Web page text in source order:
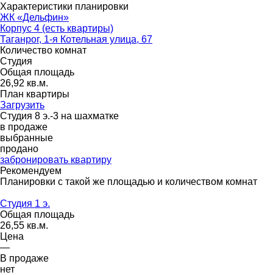
Характеристики планировки
ЖК «Дельфин»
Корпус 4 (есть квартиры)
Таганрог, 1-я Котельная улица, 67
Количество комнат
Студия
Общая площадь
26,92 кв.м.
План квартиры
Загрузить
Студия 8 э.-3 на шахматке
в продаже
выбранные
продано
забронировать квартиру
Рекомендуем
Планировки с такой же площадью и количеством комнат
Студия 1 э.
Общая площадь
26,55 кв.м.
Цена
—
В продаже
нет